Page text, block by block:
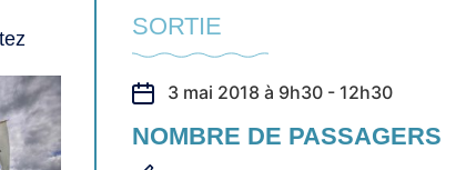
SORTIE
3 mai 2018 à 9h30 - 12h30
NOMBRE DE PASSAGERS